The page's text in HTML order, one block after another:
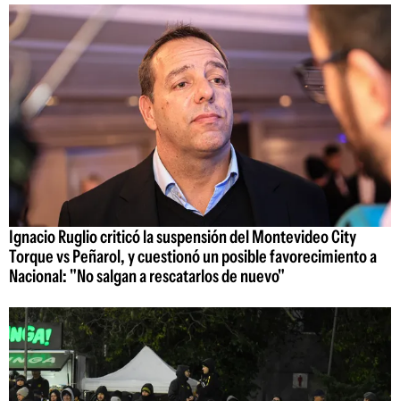
Ignacio Ruglio criticó la suspensión del Montevideo City
Torque vs Peñarol, y cuestionó un posible favorecimiento a
Nacional: "No salgan a rescatarlos de nuevo"